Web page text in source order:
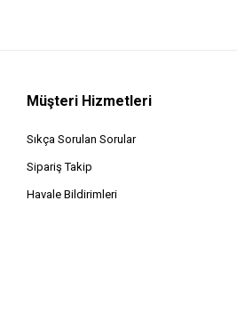
Müşteri Hizmetleri
Sıkça Sorulan Sorular
Sipariş Takip
Havale Bildirimleri